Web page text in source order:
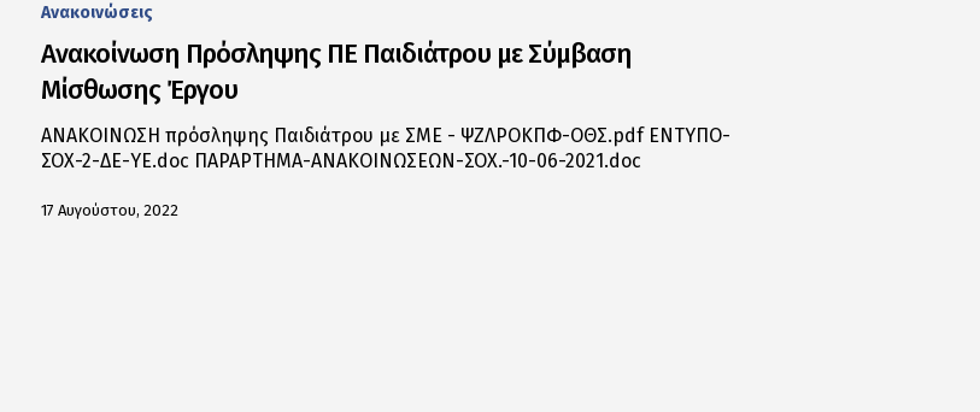
Ανακοινώσεις
Ανακοίνωση Πρόσληψης ΠΕ Παιδιάτρου με Σύμβαση
Μίσθωσης Έργου
ΑΝΑΚΟΙΝΩΣΗ πρόσληψης Παιδιάτρου με ΣΜΕ - ΨΖΛΡΟΚΠΦ-ΟΘΣ.pdf ΕΝΤΥΠΟ-
ΣΟΧ-2-ΔΕ-ΥΕ.doc ΠΑΡΑΡΤΗΜΑ-ΑΝΑΚΟΙΝΩΣΕΩΝ-ΣΟΧ.-10-06-2021.doc
17 Αυγούστου, 2022